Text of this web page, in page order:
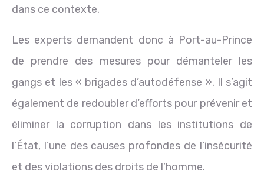
dans ce contexte.
Les experts demandent donc à Port-au-Prince
de prendre des mesures pour démanteler les
gangs et les « brigades d’autodéfense ». Il s’agit
également de redoubler d’efforts pour prévenir et
éliminer la corruption dans les institutions de
l’État, l’une des causes profondes de l’insécurité
et des violations des droits de l’homme.